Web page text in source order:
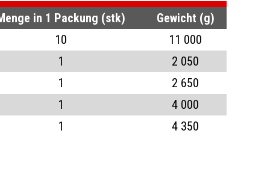
in 1 Packung (stk)
Gewicht (g)
10
11 000
1
2 050
1
2 650
1
4 000
1 4 350